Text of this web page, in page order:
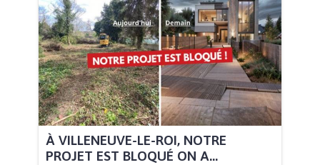
À VILLENEUVE-LE-ROI, NOTRE
PROJET EST BLOQUÉ ON A...